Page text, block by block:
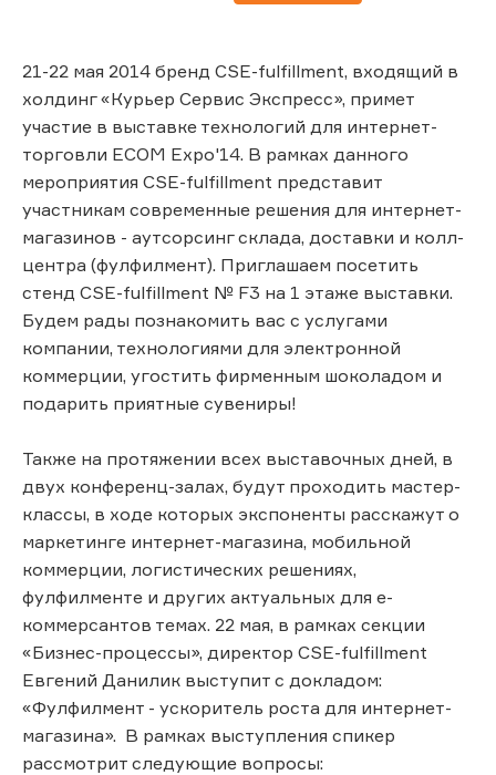
21-22 мая 2014 бренд CSE-fulfillment, входящий в
холдинг «Курьер Сервис Экспресс», примет
участие в выставке технологий для интернет-
торговли ECOM Expo'14. В рамках данного
мероприятия CSE-fulfillment представит
участникам современные решения для интернет-
магазинов - аутсорсинг склада, доставки и колл-
центра (фулфилмент). Приглашаем посетить
стенд CSE-fulfillment № F3 на 1 этаже выставки.
Будем рады познакомить вас c услугами
компании, технологиями для электронной
коммерции, угостить фирменным шоколадом и
подарить приятные сувениры!
Также на протяжении всех выставочных дней, в
двух конференц-залах, будут проходить мастер-
классы, в ходе которых экспоненты расскажут о
маркетинге интернет-магазина, мобильной
коммерции, логистических решениях,
фулфилменте и других актуальных для e-
коммерсантов темах. 22 мая, в рамках секции
«Бизнес-процессы», директор CSE-fulfillment
Евгений Данилик выступит с докладом:
«Фулфилмент - ускоритель роста для интернет-
магазина». В рамках выступления спикер
рассмотрит следующие вопросы: